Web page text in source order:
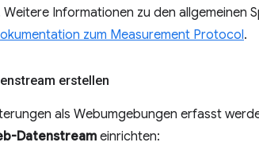
Weitere Informationen zu den allgemeinen
zum Measurement Protocol.
erstellen
als Webumgebungen erfasst
Datenstreameinrichten: